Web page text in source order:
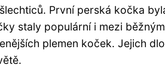
První perská kočka
staly populární i mezi
plemen koček. Jejich